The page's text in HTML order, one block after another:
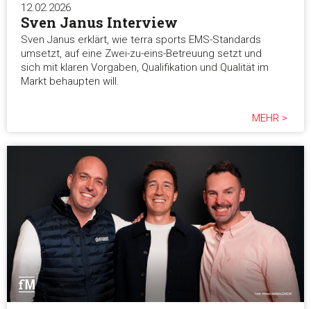
12.02.2026
Sven Janus Interview
Sven Janus erklärt, wie terra sports EMS-Standards
umsetzt, auf eine Zwei-zu-eins-Betreuung setzt und
sich mit klaren Vorgaben, Qualifikation und Qualität im
Markt behaupten will.
MEHR >